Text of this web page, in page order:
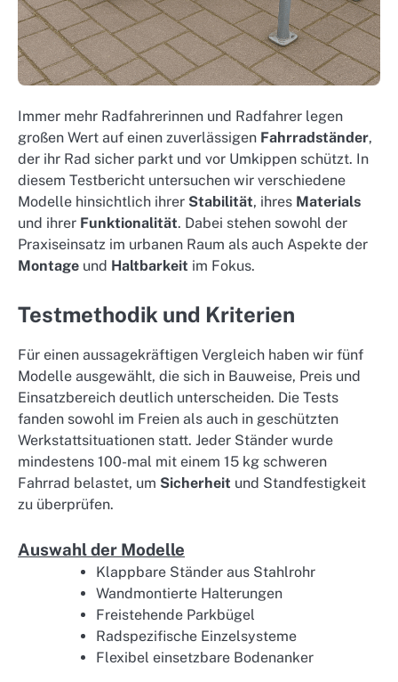
Immer mehr Radfahrerinnen und Radfahrer legen
großen Wert auf einen zuverlässigen Fahrradständer,
der ihr Rad sicher parkt und vor Umkippen schützt. In
diesem Testbericht untersuchen wir verschiedene
Modelle hinsichtlich ihrer Stabilität, ihres Materials
und ihrer Funktionalität. Dabei stehen sowohl der
Praxiseinsatz im urbanen Raum als auch Aspekte der
Montage und Haltbarkeit im Fokus.
Testmethodik und Kriterien
Für einen aussagekräftigen Vergleich haben wir fünf
Modelle ausgewählt, die sich in Bauweise, Preis und
Einsatzbereich deutlich unterscheiden. Die Tests
fanden sowohl im Freien als auch in geschützten
Werkstattsituationen statt. Jeder Ständer wurde
mindestens 100-mal mit einem 15 kg schweren
Fahrrad belastet, um Sicherheit und Standfestigkeit
zu überprüfen.
Auswahl der Modelle
Klappbare Ständer aus Stahlrohr
Wandmontierte Halterungen
Freistehende Parkbügel
Radspezifische Einzelsysteme
Flexibel einsetzbare Bodenanker